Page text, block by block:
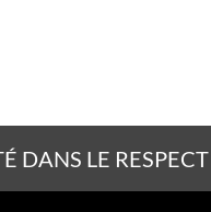
DANS LE